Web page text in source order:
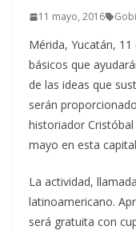
11 mayo, 2016
Mérida, Yucatán,
básicos que
de las ideas que
serán
historiador
mayo en esta
La actividad,
latinoamericano.
será gratuita con